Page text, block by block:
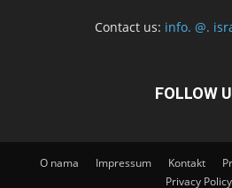
Contact us: info. @.
FOLLOW
O nama Impressum Kontakt
Privacy Policy